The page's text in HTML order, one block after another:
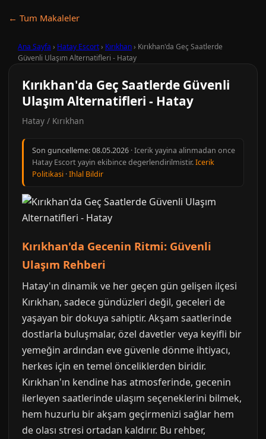
← Tum Makaleler
Ana Sayfa › Hatay Escort› Kırıkhan› Kırıkhan'da Geç Saatlerde
Güvenli Ulaşım Alternatifleri - Hatay
Kırıkhan'da Geç Saatlerde Güvenli
Ulaşım Alternatifleri - Hatay
Hatay / Kırıkhan
Son guncelleme:08.05.2026 · Icerik yayina alinmadan once
Hatay Escort yayin ekibince degerlendirilmistir.Icerik
Politikasi ·Ihlal Bildir
Kırıkhan'da Gecenin Ritmi: Güvenli
Ulaşım Rehberi
Hatay'ın dinamik ve her geçen gün gelişen ilçesi
Kırıkhan, sadece gündüzleri değil, geceleri de
yaşayan bir dokuya sahiptir. Akşam saatlerinde
dostlarla buluşmalar, özel davetler veya keyifli bir
yemeğin ardından eve güvenle dönme ihtiyacı,
herkes için en temel önceliklerden biridir.
Kırıkhan'ın kendine has atmosferinde, gecenin
ilerleyen saatlerinde ulaşım seçeneklerini bilmek,
hem huzurlu bir akşam geçirmenizi sağlar hem
de olası stresi ortadan kaldırır. Bu rehber,